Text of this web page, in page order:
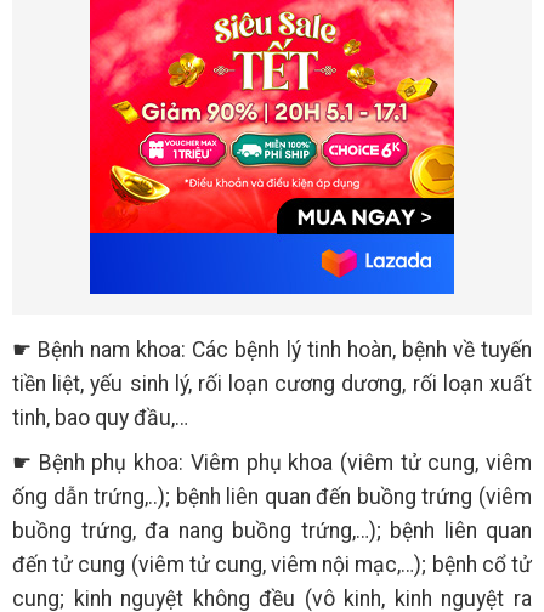
☛ Bệnh nam khoa: Các bệnh lý tinh hoàn, bệnh về tuyến
tiền liệt, yếu sinh lý, rối loạn cương dương, rối loạn xuất
tinh, bao quy đầu,…
☛ Bệnh phụ khoa: Viêm phụ khoa (viêm tử cung, viêm
ống dẫn trứng,..); bệnh liên quan đến buồng trứng (viêm
buồng trứng, đa nang buồng trứng,…); bệnh liên quan
đến tử cung (viêm tử cung, viêm nội mạc,…); bệnh cổ tử
cung; kinh nguyệt không đều (vô kinh, kinh nguyệt ra